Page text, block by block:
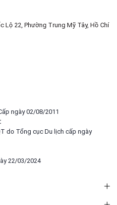
Lộ 22, Phường Trung Mỹ Tây, Hồ Chí
ngày 02/08/2011
do Tổng cục Du lịch cấp ngày
22/03/2024